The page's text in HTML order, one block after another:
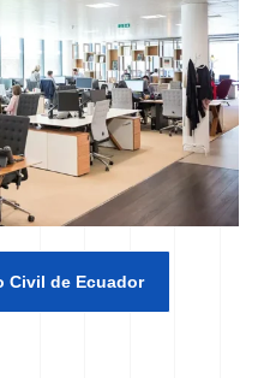
Civil de Ecuador